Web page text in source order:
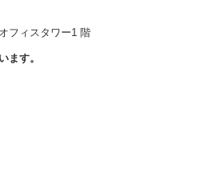
フィスタワー1 階
ます。